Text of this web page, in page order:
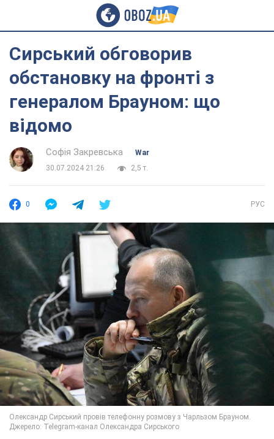
Сирський обговорив
обстановку на фронті з
генералом Брауном: що
відомо
Софія Закревська
War
30.07.2024 21:26
2,5 т.
0 РУС